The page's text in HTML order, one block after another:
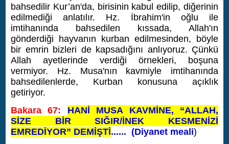
bahsedilir Kur’an'da, birisinin kabul edilip, diğerinin
edilmediği anlatılır. Hz. İbrahim'in oğlu ile
imtihanında bahsedilen kıssada, Allah'ın
gönderdiği hayvanın kurban edilmesinden, böyle
bir emrin bizleri de kapsadığını anlıyoruz. Çünkü
Allah ayetlerinde verdiği örnekleri, boşuna
vermiyor. Hz. Musa'nın kavmiyle imtihanında
bahsedilenlerde, Kurban konusuna açıklık
getiriyor.
Bakara 67:
HANİ MUSA KAVMİNE, “ALLAH,
SİZE BİR SIĞIR/İNEK KESMENİZİ
EMREDİYOR” DEMİŞTİ...... (Diyanet meali)